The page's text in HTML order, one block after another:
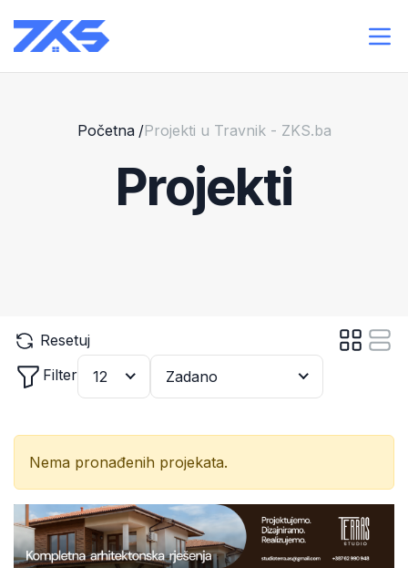
Početna /Projekti u Travnik - ZKS.ba
Projekti
Resetuj
Filter
12 Zadano
Nema pronađenih projekata.